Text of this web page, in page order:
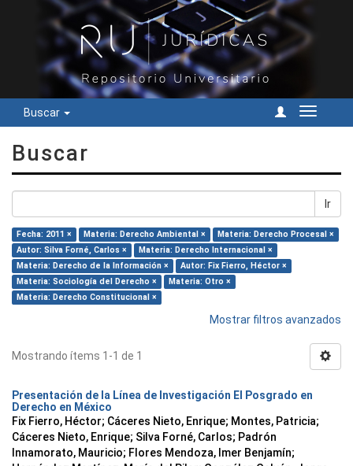
Buscar
Cambiar
Buscar
Ir
Fecha: 2011 × Materia: Derecho Ambiental ×
Materia: Derecho Procesal ×
Autor: Silva Forné, Carlos ×
Materia: Derecho Internacional ×
Materia: Derecho de la Información ×
Autor: Fix Fierro, Héctor ×
Materia: Sociología del Derecho ×
Materia: Otro ×
Materia: Derecho Constitucional ×
Mostrar filtros avanzados
Mostrando ítems 1-1 de 1
Presentación de la Línea de Investigación El Posgrado en
Derecho en México
Fix Fierro, Héctor; Cáceres Nieto, Enrique; Montes, Patricia;
Cáceres Nieto, Enrique; Silva Forné, Carlos; Padrón
Innamorato, Mauricio; Flores Mendoza, Imer Benjamín;